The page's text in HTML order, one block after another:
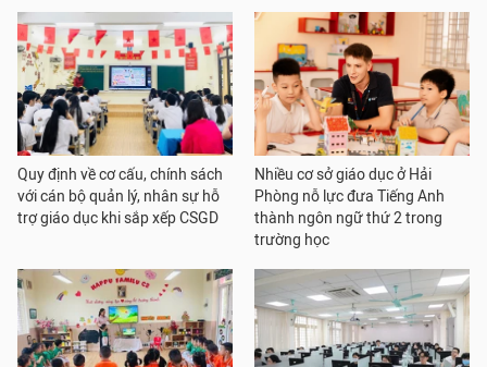
Quy định về cơ cấu, chính sách
với cán bộ quản lý, nhân sự hỗ
trợ giáo dục khi sắp xếp CSGD
Nhiều cơ sở giáo dục ở Hải
Phòng nỗ lực đưa Tiếng Anh
thành ngôn ngữ thứ 2 trong
trường học